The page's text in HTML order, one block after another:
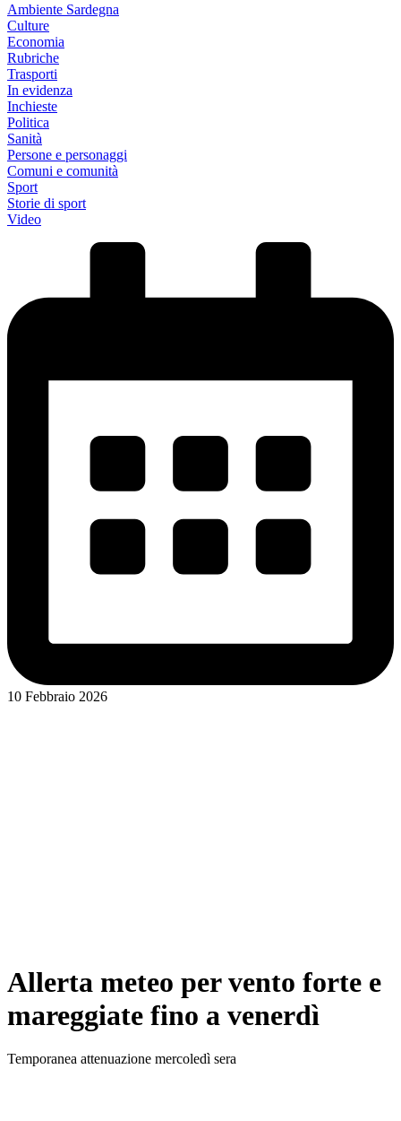
Ambiente Sardegna
Culture
Economia
Rubriche
Trasporti
In evidenza
Inchieste
Politica
Sanità
Persone e personaggi
Comuni e comunità
Sport
Storie di sport
Video
10 Febbraio 2026
Allerta meteo per vento forte e
mareggiate fino a venerdì
Temporanea attenuazione mercoledì sera